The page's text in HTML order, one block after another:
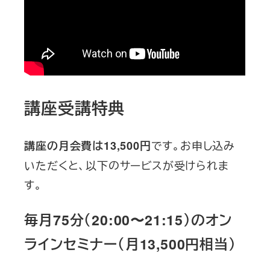
講座受講特典
講座の月会費は13,500円です。お申し込み
いただくと、以下のサービスが受けられま
す。
毎月75分（20:00〜21:15）のオン
ラインセミナー（月13,500円相当）